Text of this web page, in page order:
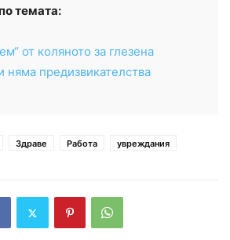
темата:
от коляното за глезена
няма предизвикателства
Здраве Работа увреждания